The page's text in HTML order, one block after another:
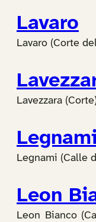
Lavaro
Lavaro (Corte
Lavezzara
Legnami
Legnami (Calle
Leon
Leon Bianco